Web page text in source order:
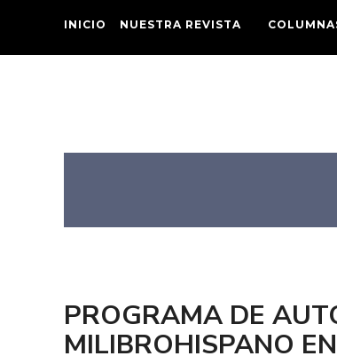
INICIO NUESTRA REVISTA
PROGRAMA DE
MILIBROHISPANO